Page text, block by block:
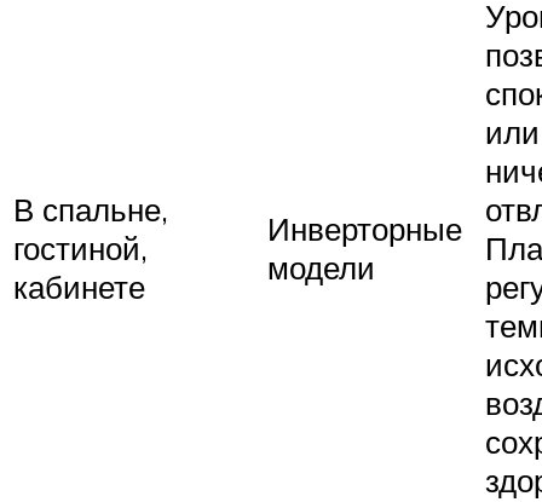
В спальне,
гостиной,
кабинете
Инверторные
модели